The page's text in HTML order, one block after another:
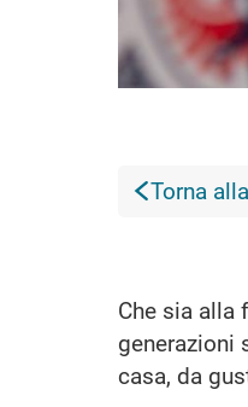
Torna
Che sia alla
generazioni
casa, da